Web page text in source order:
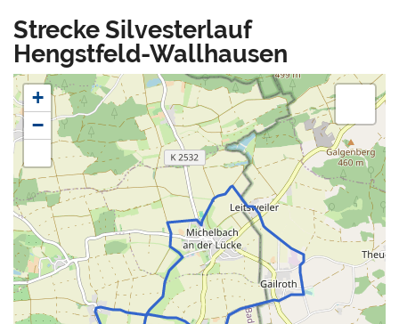
Strecke Silvesterlauf
Hengstfeld-Wallhausen
+
−